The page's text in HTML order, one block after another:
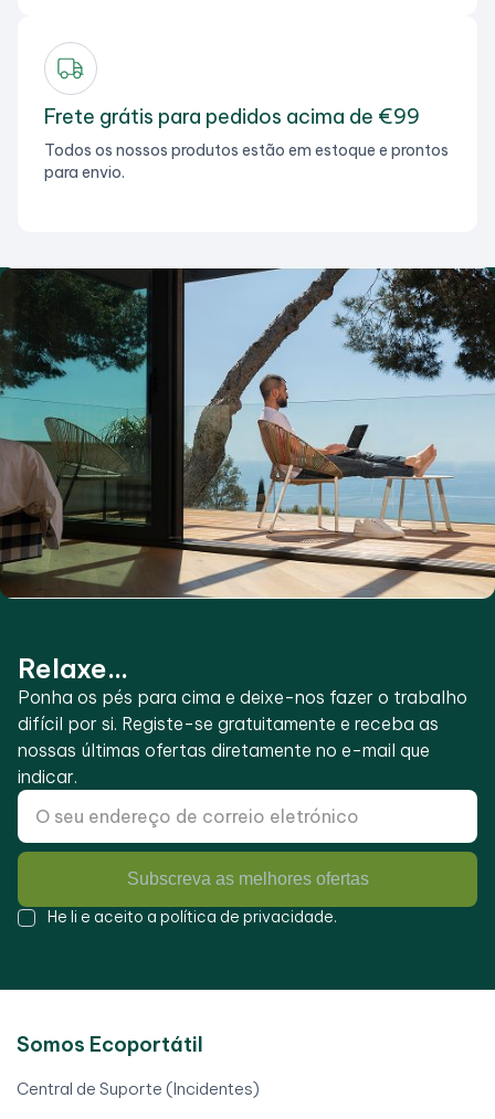
Frete grátis para pedidos acima de €99
Todos os nossos produtos estão em estoque e prontos
para envio.
Relaxe...
Ponha os pés para cima e deixe-nos fazer o trabalho
difícil por si. Registe-se gratuitamente e receba as
nossas últimas ofertas diretamente no e-mail que
indicar.
Subscreva as melhores ofertas
He li e aceito a política de privacidade.
Somos Ecoportátil
Central de Suporte (Incidentes)